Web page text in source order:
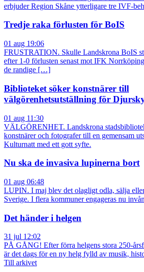
erbjuder Region Skåne ytterligare tre IVF-
Tredje raka förlusten för BoIS
01 aug 19:06
FRUSTRATION. Skulle Landskrona BoIS
efter 1-0 förlusten senast mot IFK
de randige […]
Biblioteket söker konstnärer till
välgörenhetsutställning för
01 aug 11:30
VÄLGÖRENHET. Landskrona
konstnärer och fotografer till en gemensam
Kulturnatt med ett gott syfte.
Nu ska de invasiva lupinerna bort
01 aug 06:48
LUPIN. I maj blev det olagligt odla, sälja
Sverige. I flera kommuner engageras nu
Det händer i helgen
31 jul 12:02
PÅ GÅNG! Efter förra helgens stora 250-
är det dags för en ny helg fylld av musik,
Till arkivet